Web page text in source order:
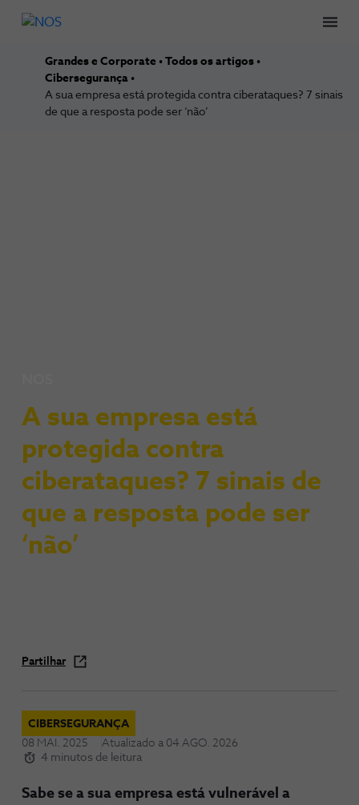
Grandes e Corporate
Todos os artigos
Cibersegurança
A sua empresa está protegida contra ciberataques? 7 sinais
de que a resposta pode ser ‘não’
A sua empresa está
protegida contra
ciberataques? 7 sinais de
que a resposta pode ser
‘não’
Partilhar
CIBERSEGURANÇA
08 MAI. 2025
Atualizado a 04 AGO. 2026
4 minutos de leitura
Sabe se a sua empresa está vulnerável a